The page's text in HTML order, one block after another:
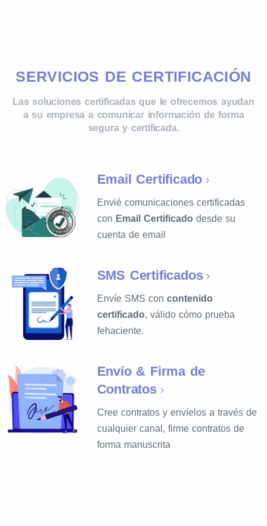
SERVICIOS DE CERTIFICACIÓN
Las soluciones certificadas que le ofrecemos ayudan
a su empresa a comunicar información de forma
segura y certificada.
Email Certificado
Envié comunicaciones certificadas
con Email Certificado desde su
cuenta de email
SMS Certificados
Envíe SMS con contenido
certificado, válido cómo prueba
fehaciente.
Envío & Firma de
Contratos
Cree contratos y envíelos a través de
cualquier canal, firme contratos de
forma manuscrita